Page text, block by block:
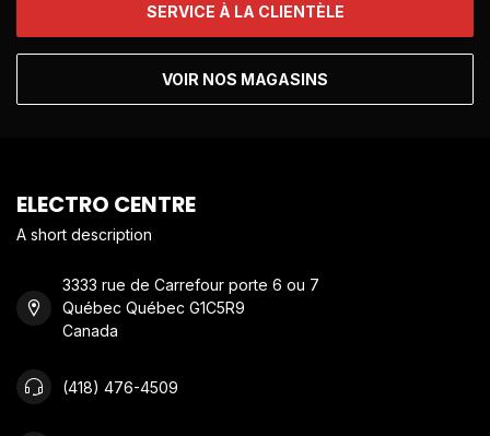
SERVICE À LA CLIENTÈLE
VOIR NOS MAGASINS
ELECTRO CENTRE
A short description
3333 rue de Carrefour porte 6 ou 7
Québec Québec G1C5R9
Canada
(418) 476-4509